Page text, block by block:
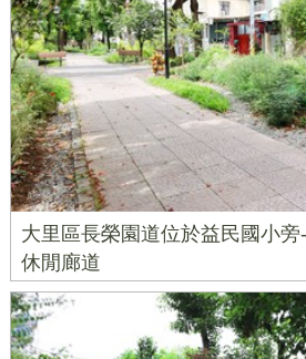
大里區長榮園道位於益民國小
休閒廊道